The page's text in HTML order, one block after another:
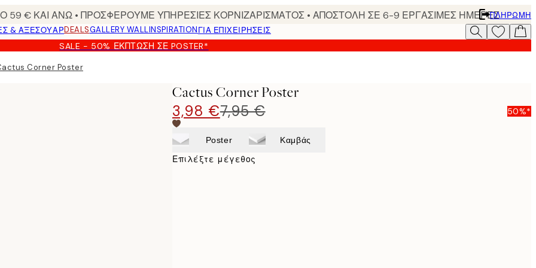
€ ΚΑΙ ΑΝΩ • ΠΡΟΣΦΕΡΟΥΜΕ ΥΠΗΡΕΣΙΕΣ ΚΟΡΝΙΖΑΡΙΣΜΑΤΟΣ • ΑΠΟΣΤΟΛΗ ΣΕ 6-9 ΕΡΓΑΣΙΜΕΣ ΗΜΕΡΕΣΠΛΗΡΩΜΉ
& ΑΞΕΣΟΥΆΡDEALSGALLERY WALLINSPIRATIONΓΙΑ ΕΠΙΧΕΙΡΗΣΕΙΣ
SALE - 50% ΈΚΠΤΩΣΗ ΣΕ POSTER*
Corner Poster
Cactus Corner Poster
3,98 €7,95 € 50%*
Poster Καμβάς
Επιλέξτε μέγεθος